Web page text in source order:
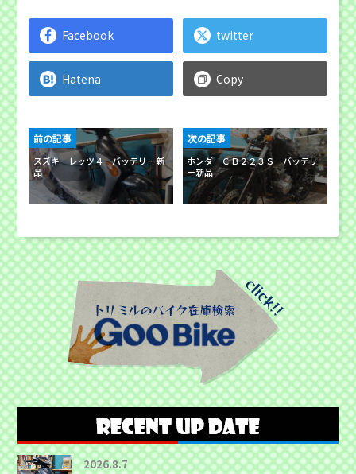
Facebook twitter
Hatena Copy
スズキ レッツ４ バッテリー新
品
前の記事
ホンダ ＣＢ２２３Ｓ バッテリ
ー新品
次の記事
2026.8.7